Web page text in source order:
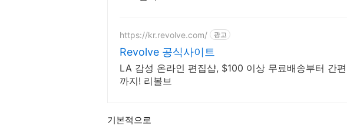
https://kr.revolve.com/ 광고
Revolve 공식사이트
LA 감성 온라인 편집샵, $100 이상 무료배송부터 간
까지! 리볼브
기본적으로